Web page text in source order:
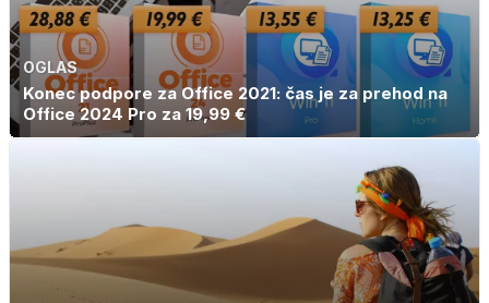
OGLAS
Konec podpore za Office 2021: čas je za prehod na
Office 2024 Pro za 19,99 €